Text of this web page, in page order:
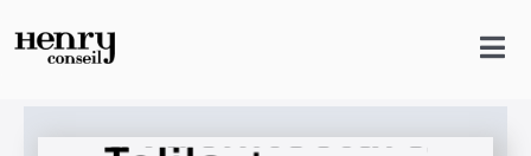
to
content